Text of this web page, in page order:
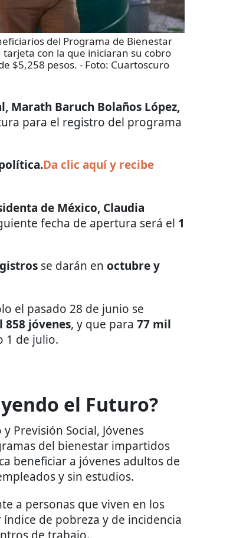
del Programa de Bienestar
con la que iniciaran su cobro
$5,258 pesos. - Foto: Cuartoscuro
Marath Baruch Bolaños López,
para el registro del programa
Da clic aquí y recibe
de México, Claudia
fecha de apertura será el 1
se darán en octubre y
el pasado 28 de junio se
858 jóvenes, y que para 77 mil
1 de julio.
el Futuro?
Previsión Social, Jóvenes
del bienestar impartidos
beneficiar a jóvenes adultos de
y sin estudios.
a personas que viven en los
de pobreza y de incidencia